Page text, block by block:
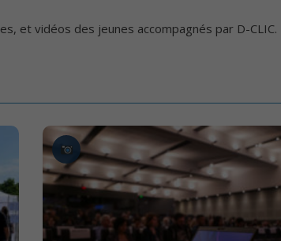
et vidéos des jeunes accompagnés par D-CLIC.